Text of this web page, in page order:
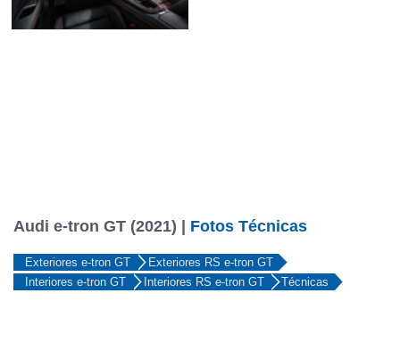
Audi e-tron GT (2021) | Fotos Técnicas
Exteriores e-tron GT
Exteriores RS e-tron GT
Interiores e-tron GT
Interiores RS e-tron GT Técnicas